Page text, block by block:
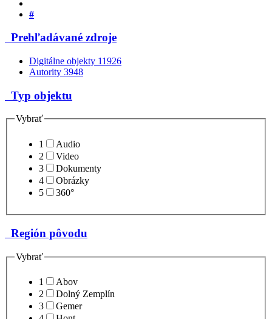
#
Prehľadávané zdroje
Digitálne objekty 11926
Autority 3948
Typ objektu
Vybrať
1
Audio
2
Video
3
Dokumenty
4
Obrázky
5
360°
Región pôvodu
Vybrať
1
Abov
2
Dolný Zemplín
3
Gemer